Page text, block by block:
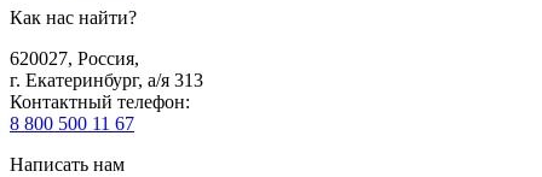
Как нас найти?
620027, Россия,
г. Екатеринбург, а/я 313
Контактный телефон:
8 800 500 11 67
Написать нам